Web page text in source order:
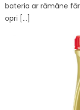
bateria ar rămâne
opri […]